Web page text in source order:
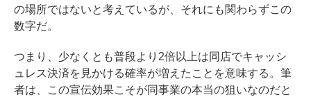
の場所ではないと考えているが、それにも関わらずこの
数字だ。
つまり、少なくとも普段より2倍以上は同店でキャッシ
ュレス決済を見かける確率が増えたことを意味する。筆
者は、この宣伝効果こそが同事業の本当の狙いなのだと